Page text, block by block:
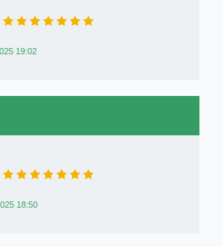
19:02
18:50